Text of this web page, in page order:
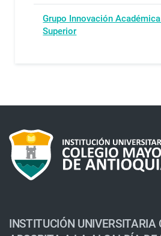
Grupo Innovación
Superior
INSTITUCIÓN UNIVERSITARIA